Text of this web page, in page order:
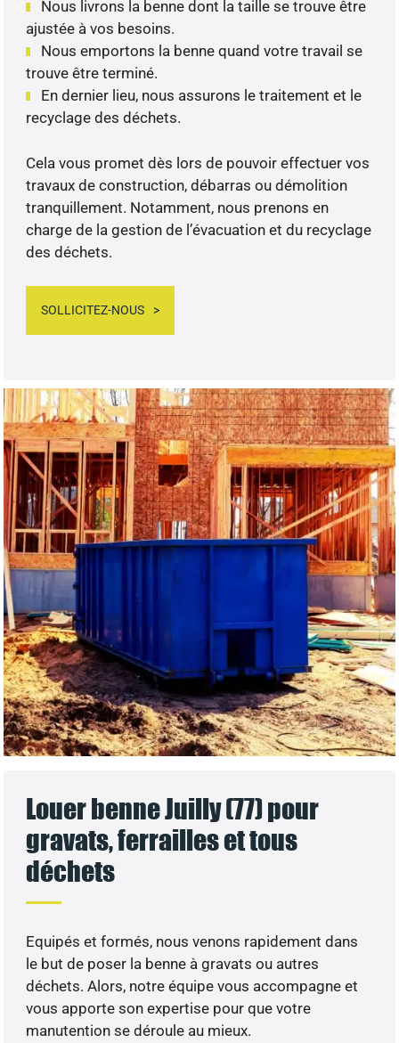
Nous livrons la benne dont la taille se trouve être
ajustée à vos besoins.
Nous emportons la benne quand votre travail se
trouve être terminé.
En dernier lieu, nous assurons le traitement et le
recyclage des déchets.
Cela vous promet dès lors de pouvoir effectuer vos
travaux de construction, débarras ou démolition
tranquillement. Notamment, nous prenons en
charge de la gestion de l’évacuation et du recyclage
des déchets.
SOLLICITEZ-NOUS
Louer benne Juilly (77) pour
gravats, ferrailles et tous
déchets
Equipés et formés, nous venons rapidement dans
le but de poser la benne à gravats ou autres
déchets. Alors, notre équipe vous accompagne et
vous apporte son expertise pour que votre
manutention se déroule au mieux.